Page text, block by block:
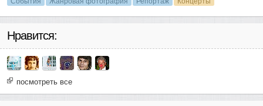
Нравится:
посмотреть все